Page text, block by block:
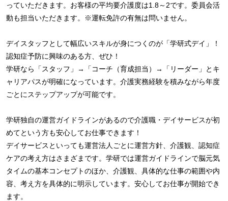
っていただきます。お客様の平均要介護度は1.8～2です。委員会活
動も担当いただきます。※運転免許の有無は問いません。
デイスタッフとして幅広いスキルが身につくのが「学研式デイ」！
認知症予防に興味のある方、ぜひ！
学研なら「スタッフ」→「コーチ（育成担当）→「リーダー」とキ
ャリアパスが明確になっています。介護実務経験を積みながら年度
ごとにステップアップが可能です。
学研独自の運営ガイドラインがあるので介護職・デイサービスが初
めてという方も安心してお仕事できます！
デイサービスといっても運営法人ごとに運営方針、介護観、認知症
ケアの考え方はさまざまです。学研では運営ガイドラインで脳元気
タイムの基本コンセプトのほか、介護観、具体的な仕事の範囲や内
容、考え方を具体的に明示しています。安心してお仕事が開始でき
ます。